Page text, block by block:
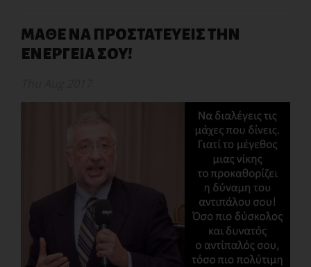
ΜΑΘΕ ΝΑ ΠΡΟΣΤΑΤΕΥΕΙΣ ΤΗΝ
ΕΝΕΡΓΕΙΑ ΣΟΥ!